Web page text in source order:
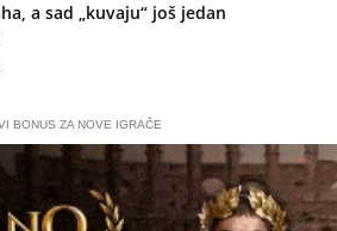
a sad „kuvaju“ još jedan
BONUS ZA NOVE IGRAČE